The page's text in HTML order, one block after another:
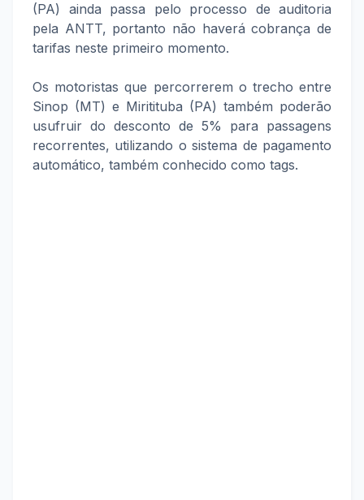
(PA) ainda passa pelo processo de auditoria
pela ANTT, portanto não haverá cobrança de
tarifas neste primeiro momento.
Os motoristas que percorrerem o trecho entre
Sinop (MT) e Miritituba (PA) também poderão
usufruir do desconto de 5% para passagens
recorrentes, utilizando o sistema de pagamento
automático, também conhecido como tags.